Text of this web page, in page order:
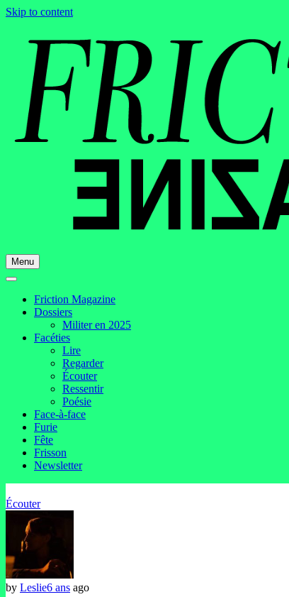
Skip to content
Menu
Friction Magazine
Dossiers
Militer en 2025
Facéties
Lire
Regarder
Écouter
Ressentir
Poésie
Face-à-face
Furie
Fête
Frisson
Newsletter
Écouter
by Leslie6 ans ago